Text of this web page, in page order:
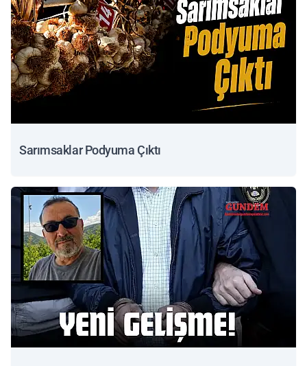
Sarımsaklar Podyuma Çıktı